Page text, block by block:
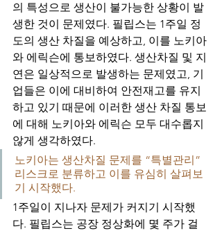
의 특성으로 생산이 불가능한 상황이 발
생한 것이 문제였다. 필립스는 1주일 정
도의 생산 차질을 예상하고, 이를 노키아
와 에릭슨에 통보하였다. 생산차질 및 지
연은 일상적으로 발생하는 문제였고, 기
업들은 이에 대비하여 안전재고를 유지
하고 있기 때문에 이러한 생산 차질 통보
에 대해 노키아와 에릭슨 모두 대수롭지
않게 생각하였다.
노키아는 생산차질 문제를 “특별관리”
리스크로 분류하고 이를 유심히 살펴보
기 시작했다.
1주일이 지나자 문제가 커지기 시작했
다. 필립스는 공장 정상화에 몇 주가 걸